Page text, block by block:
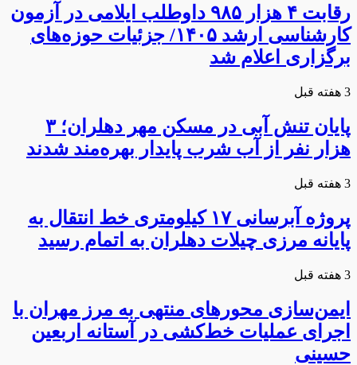
رقابت ۴ هزار ۹۸۵ داوطلب ایلامی در آزمون
کارشناسی ارشد ۱۴۰۵/ جزئیات حوزه‌های
برگزاری اعلام شد
3 هفته قبل
پایان تنش آبی در مسکن مهر دهلران؛ ۳
هزار نفر از آب شرب پایدار بهره‌مند شدند
3 هفته قبل
پروژه آبرسانی ۱۷ کیلومتری خط انتقال به
پایانه مرزی چیلات دهلران به اتمام رسید
3 هفته قبل
ایمن‌سازی محورهای منتهی به مرز مهران با
اجرای عملیات خط‌کشی در آستانه اربعین
حسینی